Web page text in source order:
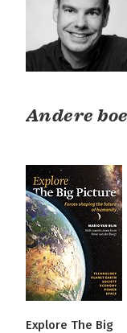
Andere
Explore The Big